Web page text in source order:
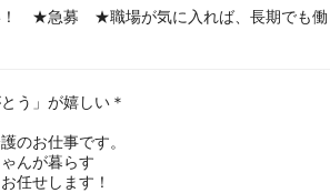
！ ★急募 ★職場が気に入れば、長期でも働
う」が嬉しい＊
のお仕事です。
んが暮らす
任せします！